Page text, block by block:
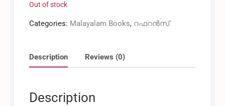
Out of stock
Categories: Malayalam Books, റഫറൻസ്‌
Description Reviews (0)
Description